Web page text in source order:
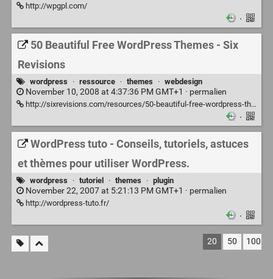
http://wpgpl.com/
·
50 Beautiful Free WordPress Themes - Six
Revisions
wordpress · ressource · themes · webdesign
November 10, 2008 at 4:37:36 PM GMT+1 · permalien
http://sixrevisions.com/resources/50-beautiful-free-wordpress-themes/
·
WordPress tuto - Conseils, tutoriels, astuces
et thèmes pour utiliser WordPress.
wordpress · tutoriel · themes · plugin
November 22, 2007 at 5:21:13 PM GMT+1 · permalien
http://wordpress-tuto.fr/
·
20 50 100